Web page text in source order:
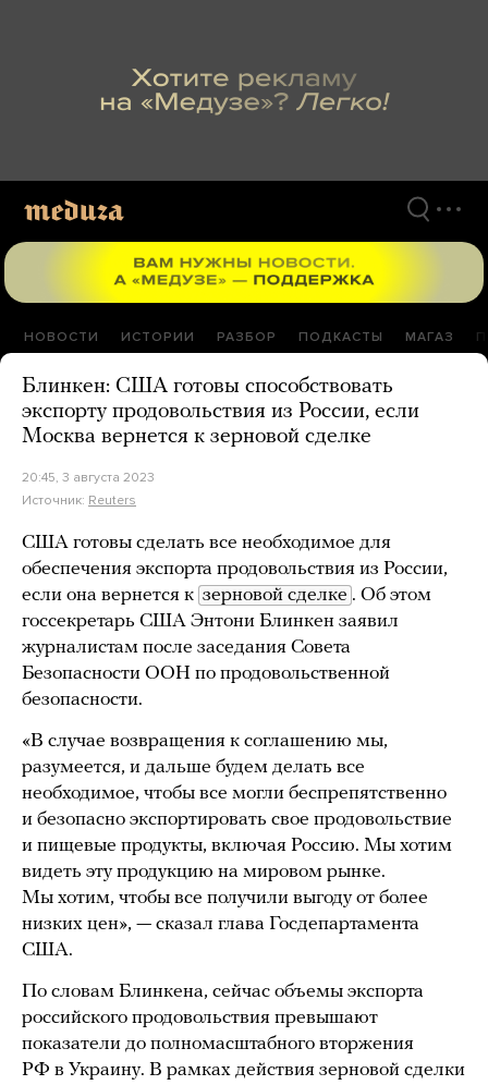
НОВОСТИ ИСТОРИИ РАЗБОР ПОДКАСТЫ МАГАЗ
Блинкен: США готовы способствовать
экспорту продовольствия из России, если
Москва вернется к зерновой сделке
20:45, 3 августа 2023
Источник: Reuters
США готовы сделать все необходимое для
обеспечения экспорта продовольствия из России,
если она вернется к зерновой сделке . Об этом
госсекретарь США Энтони Блинкен заявил
журналистам после заседания Совета
Безопасности ООН по продовольственной
безопасности.
«В случае возвращения к соглашению мы,
разумеется, и дальше будем делать все
необходимое, чтобы все могли беспрепятственно
и безопасно экспортировать свое продовольствие
и пищевые продукты, включая Россию. Мы хотим
видеть эту продукцию на мировом рынке.
Мы хотим, чтобы все получили выгоду от более
низких цен», — сказал глава Госдепартамента
США.
По словам Блинкена, сейчас объемы экспорта
российского продовольствия превышают
показатели до полномасштабного вторжения
РФ в Украину. В рамках действия зерновой сделки